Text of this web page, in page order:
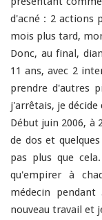
d'acné : 2 actions
mois plus tard,
Donc, au final,
11 ans, avec 2
prendre d'autres
j'arrêtais, je décide
Début juin 2006, à
de dos et
pas plus que
qu'empirer à
médecin
nouveau travail et